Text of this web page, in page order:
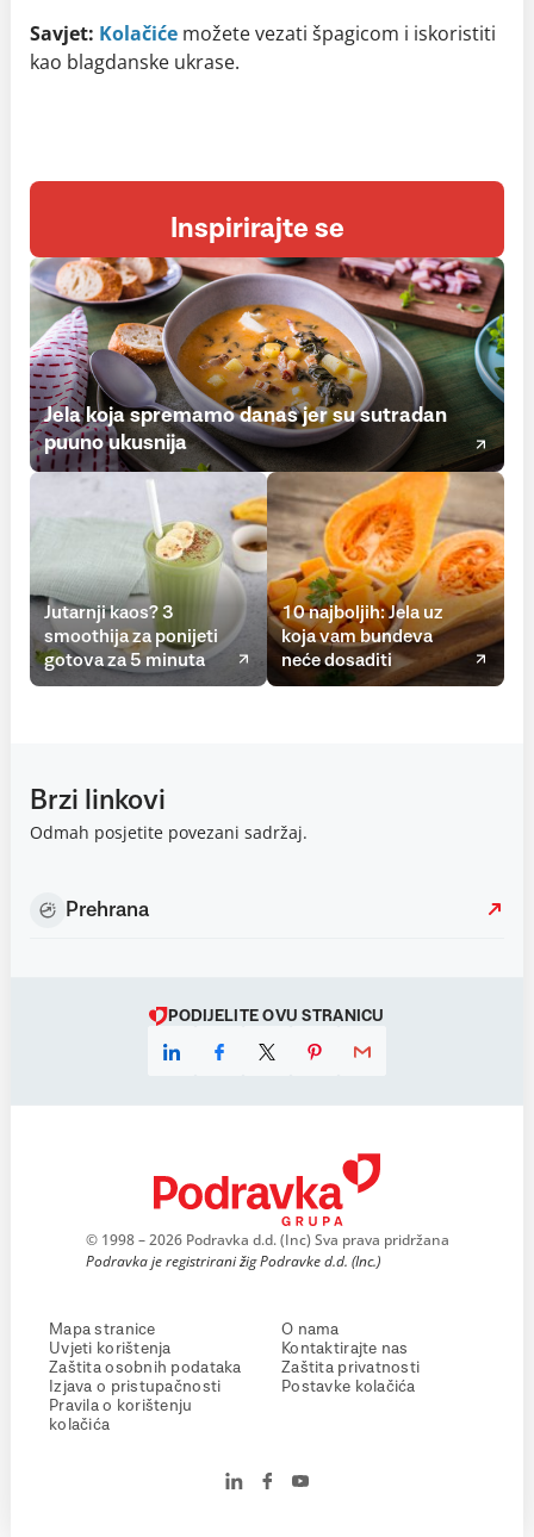
Savjet: Kolačiće možete vezati špagicom i iskoristiti
kao blagdanske ukrase.
Inspirirajte se
Jela koja spremamo danas jer su sutradan
puuno ukusnija
Jutarnji kaos? 3
smoothija za ponijeti
gotova za 5 minuta
10 najboljih: Jela uz
koja vam bundeva
neće dosaditi
Brzi linkovi
Odmah posjetite povezani sadržaj.
Prehrana
PODIJELITE OVU STRANICU
© 1998 – 2026 Podravka d.d. (Inc) Sva prava pridržana
Podravka je registrirani žig Podravke d.d. (Inc.)
Mapa stranice
Uvjeti korištenja
Zaštita osobnih podataka
Izjava o pristupačnosti
Pravila o korištenju
kolačića
O nama
Kontaktirajte nas
Zaštita privatnosti
Postavke kolačića